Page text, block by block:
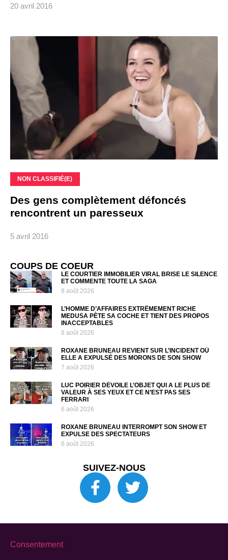
20 avril 2016
NON CLASSIFIÉ(E)
Des gens complètement défoncés
rencontrent un paresseux
5 avril 2016
COUPS DE COEUR
LE COURTIER IMMOBILIER VIRAL BRISE LE SILENCE
ET COMMENTE TOUTE LA SAGA
8 août 2026
L’HOMME D’AFFAIRES EXTRÊMEMENT RICHE
MEDUSA PÈTE SA COCHE ET TIENT DES PROPOS
INACCEPTABLES
8 août 2026
ROXANE BRUNEAU REVIENT SUR L’INCIDENT OÙ
ELLE A EXPULSÉ DES MORONS DE SON SHOW
7 août 2026
LUC POIRIER DÉVOILE L’OBJET QUI A LE PLUS DE
VALEUR À SES YEUX ET CE N’EST PAS SES
FERRARI
6 août 2026
ROXANE BRUNEAU INTERROMPT SON SHOW ET
EXPULSE DES SPECTATEURS
6 août 2026
SUIVEZ-NOUS
Consentement